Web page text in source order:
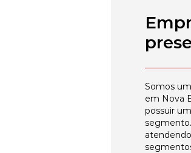
Somos
em Nova
possuir